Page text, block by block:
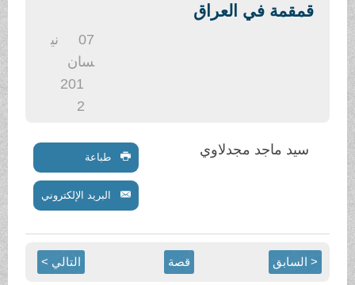
قمقمة في العراق
سان
201
سيد ماجد مجدلاوي طباعة
البريد الإلكتروني
< السابق قصة التالي >